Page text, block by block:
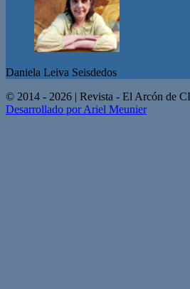
Daniela Leiva Seisdedos
© 2014 - 2026 | Revista - El Arcón de
Desarrollado por Ariel Meunier